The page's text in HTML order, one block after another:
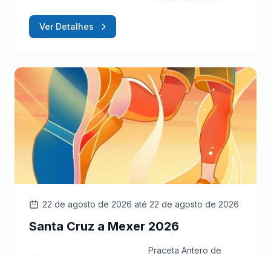
Ver Detalhes
22 de agosto de 2026 até 22 de agosto de 2026
Santa Cruz a Mexer 2026
Praceta Antero de